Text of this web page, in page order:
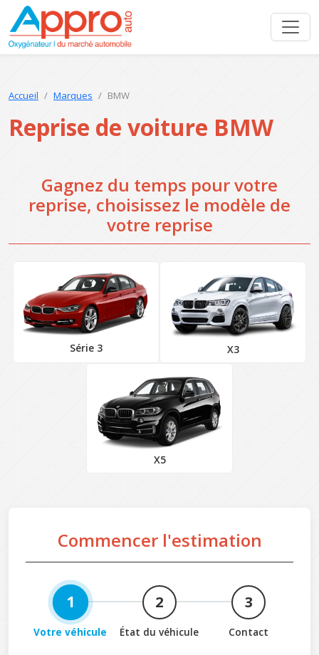
Accueil Marques BMW
Reprise de voiture BMW
Gagnez du temps pour votre
reprise, choisissez le modèle de
votre reprise
Série 3 X3
X5
Commencer l'estimation
1
Votre véhicule
2
État du véhicule
3
Contact